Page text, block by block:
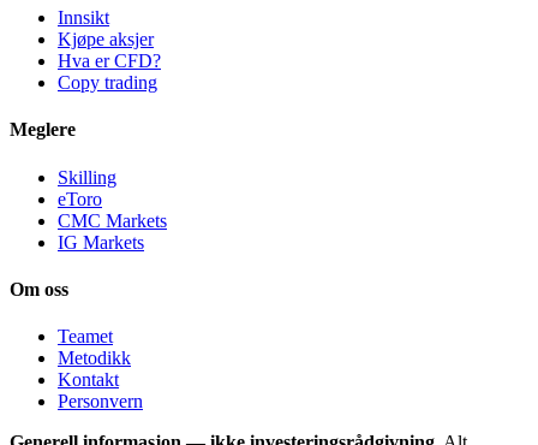
Innsikt
Kjøpe aksjer
Hva er CFD?
Copy trading
Meglere
Skilling
eToro
CMC Markets
IG Markets
Om oss
Teamet
Metodikk
Kontakt
Personvern